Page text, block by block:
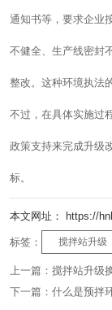
通知书等，要求企业
不健全、生产线密封
整改。这种环境执法
不过，在具体实施过
政策支持来完成升级
标。
本文网址： https://
标签： 搅拌站升级
上一篇： 搅拌站升级
下一篇： 什么是预拌